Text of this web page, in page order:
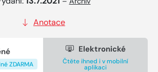
Anotace
ZDARMA
Elektronické
Čtěte ihned i v mobilní
aplikaci